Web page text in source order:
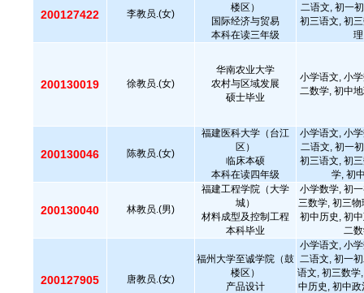
200127422 李教员.(女)
楼区）
国际经济与贸易
本科在读三年级
二语文, 初一
初三语文, 初
200130019 徐教员.(女)
华南农业大学
农村与区域发展
硕士毕业
小学语文, 小
二数学, 初中
200130046 陈教员.(女)
福建医科大学（台江
区）
临床本硕
本科在读四年级
小学语文, 小
二语文, 初一
初三语文, 初
学, 初
200130040 林教员.(男)
福建工程学院（大学
城）
材料成型及控制工程
本科毕业
小学数学, 初
三数学, 初三
初中历史, 初
二
200127905 唐教员.(女)
福州大学至诚学院（鼓
楼区）
产品设计
小学语文, 小
二语文, 初一
语文, 初三数学
中历史, 初中